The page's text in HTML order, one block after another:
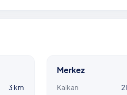
3 km
Merkez
Kalkan 2